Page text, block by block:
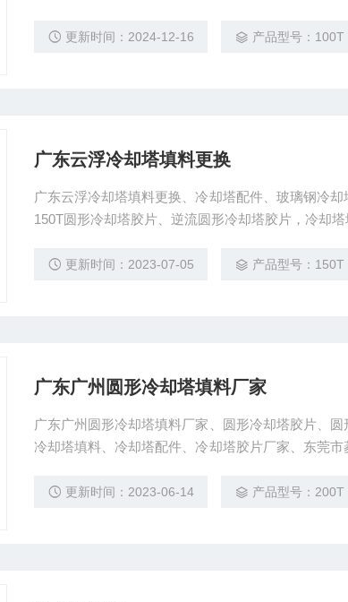
更新时间：2024-12-16 产品型号：100T
广东云浮冷却塔填料更换
广东云浮冷却塔填料更换、冷却塔配件、玻璃钢冷
150T圆形冷却塔胶片、逆流圆形冷却塔胶片，冷却
更新时间：2023-07-05 产品型号：150T
广东广州圆形冷却塔填料厂家
广东广州圆形冷却塔填料厂家、圆形冷却塔胶片、
冷却塔填料、冷却塔配件、冷却塔胶片厂家、东莞
更新时间：2023-06-14 产品型号：200T